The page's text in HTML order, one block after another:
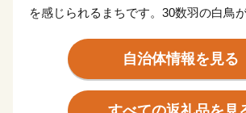
を感じられるまちです。30数羽の白鳥
また、「まち全体で子どもを育てたい
支えたい！」そんな想いを実現するべ
出産、育児、教育、それぞれのステー
自治体情報を見る